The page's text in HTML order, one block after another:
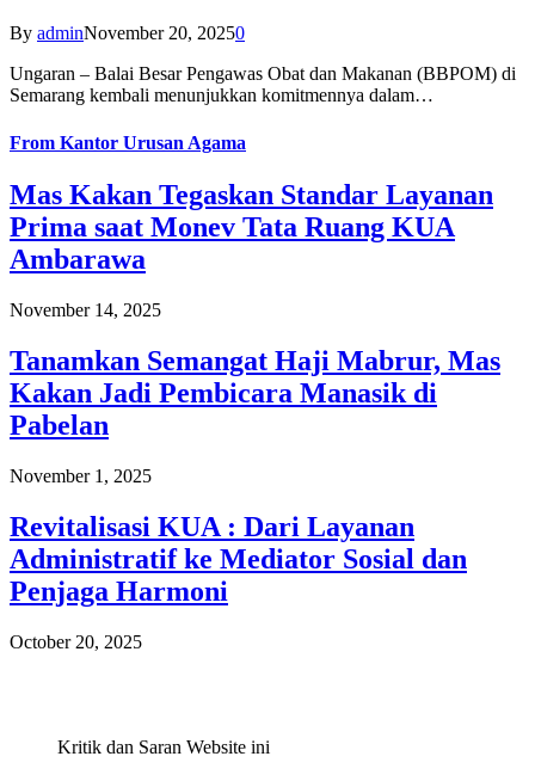
By adminNovember 20, 20250
Ungaran – Balai Besar Pengawas Obat dan Makanan (BBPOM) di
Semarang kembali menunjukkan komitmennya dalam…
From Kantor Urusan Agama
Mas Kakan Tegaskan Standar Layanan
Prima saat Monev Tata Ruang KUA
Ambarawa
November 14, 2025
Tanamkan Semangat Haji Mabrur, Mas
Kakan Jadi Pembicara Manasik di
Pabelan
November 1, 2025
Revitalisasi KUA : Dari Layanan
Administratif ke Mediator Sosial dan
Penjaga Harmoni
October 20, 2025
Kritik dan Saran Website ini